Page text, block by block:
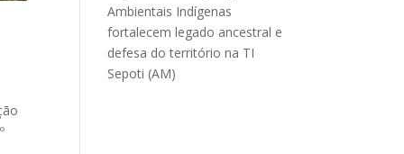
Ambientais Indígenas
fortalecem legado ancestral e
defesa do território na TI
Sepoti (AM)